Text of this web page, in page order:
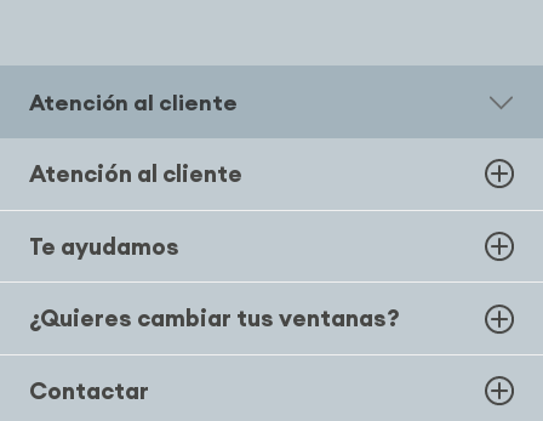
Atención al cliente
Atención al cliente
Te ayudamos
¿Quieres cambiar tus ventanas?
Contactar